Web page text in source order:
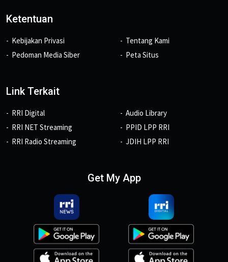
Ketentuan
Kebijakan Privasi
Pedoman Media Siber
Tentang Kami
Peta Situs
Link Terkait
RRI Digital
RRI NET Streaming
RRI Radio Streaming
Audio Library
PPID LPP RRI
JDIH LPP RRI
Get My App